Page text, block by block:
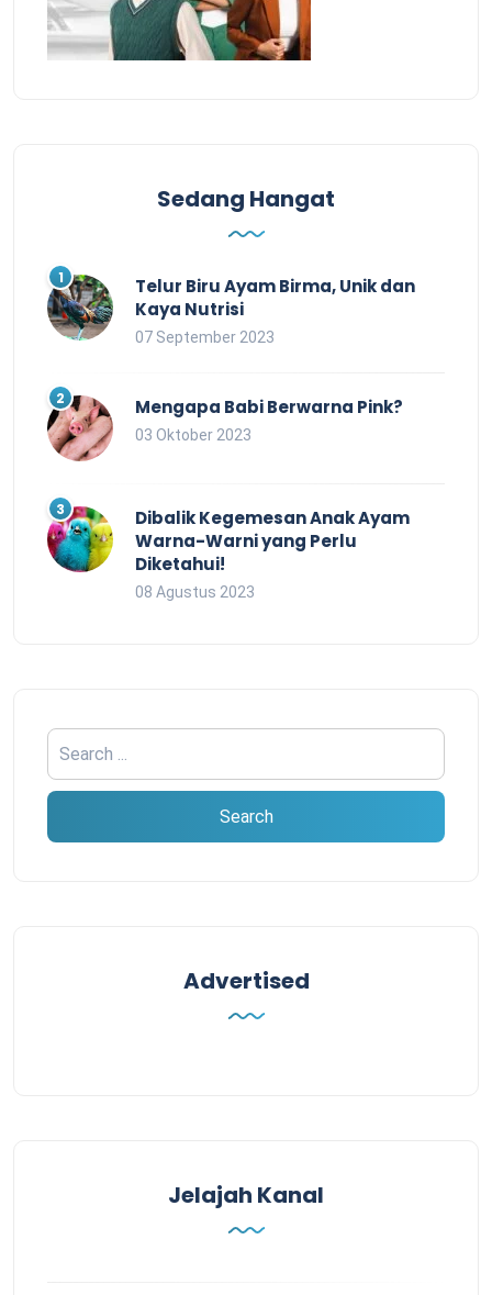
Sedang Hangat
Telur Biru Ayam Birma, Unik dan
Kaya Nutrisi
07 September 2023
Mengapa Babi Berwarna Pink?
03 Oktober 2023
Dibalik Kegemesan Anak Ayam
Warna-Warni yang Perlu
Diketahui!
08 Agustus 2023
Advertised
Jelajah Kanal